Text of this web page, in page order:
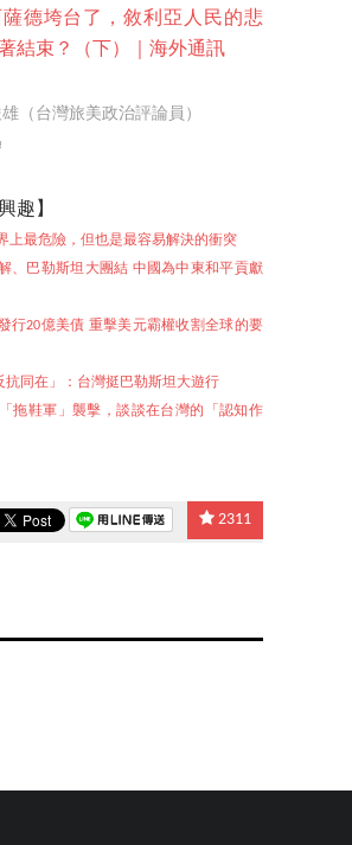
薩德垮台了，敘利亞人民的悲
結束？（下）｜海外通訊
（台灣旅美政治評論員）
趣】
上最危險，但也是最容易解決的衝突
、巴勒斯坦大團結 中國為中東和平貢獻
行20億美債 重擊美元霸權收割全球的要
抗同在」：台灣挺巴勒斯坦大遊行
拖鞋軍」襲擊，談談在台灣的「認知作
2311